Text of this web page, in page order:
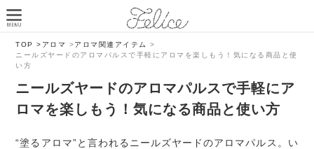
TOP > アロマ >アロマ関連アイテム
>
ニールズヤードのアロマパルスで手軽にアロマを楽しもう！気になる商品と使
い方
ニールズヤードのアロマパルスで手軽にア
ロマを楽しもう！気になる商品と使い方
“塗るアロマ”と言われるニールズヤードのアロマパルス。い